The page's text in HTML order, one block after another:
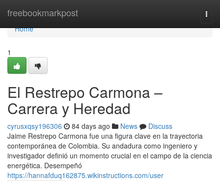
freebookmarkpost
Home
Home
1
El Restrepo Carmona –
Carrera y Heredad
cyrusxqsy196306 84 days ago News
Discuss
Jaime Restrepo Carmona fue una figura clave en la trayectoria
contemporánea de Colombia. Su andadura como ingeniero y
investigador definió un momento crucial en el campo de la ciencia
energética. Desempeñó
https://hannafduq162875.wikinstructions.com/user